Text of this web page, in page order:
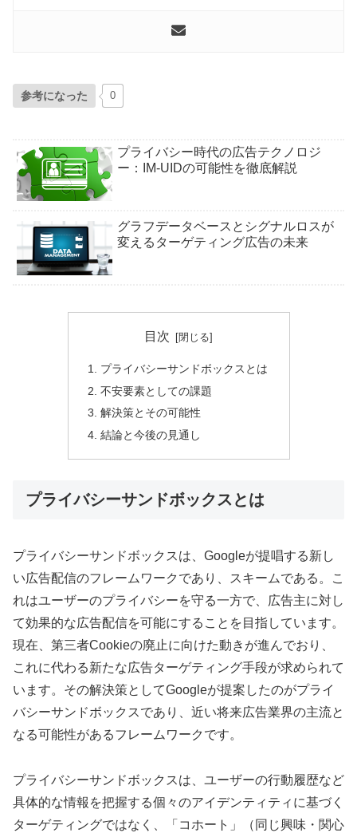
参考になった 0
プライバシー時代の広告テクノロジ
ー：IM-UIDの可能性を徹底解説
グラフデータベースとシグナルロスが
変えるターゲティング広告の未来
目次
プライバシーサンドボックスとは
不安要素としての課題
解決策とその可能性
結論と今後の見通し
プライバシーサンドボックスとは
プライバシーサンドボックスは、Googleが提唱する新し
い広告配信のフレームワークであり、スキームである。こ
れはユーザーのプライバシーを守る一方で、広告主に対し
て効果的な広告配信を可能にすることを目指しています。
現在、第三者Cookieの廃止に向けた動きが進んでおり、
これに代わる新たな広告ターゲティング手段が求められて
います。その解決策としてGoogleが提案したのがプライ
バシーサンドボックスであり、近い将来広告業界の主流と
なる可能性があるフレームワークです。
プライバシーサンドボックスは、ユーザーの行動履歴など
具体的な情報を把握する個々のアイデンティティに基づく
ターゲティングではなく、「コホート」（同じ興味・関心